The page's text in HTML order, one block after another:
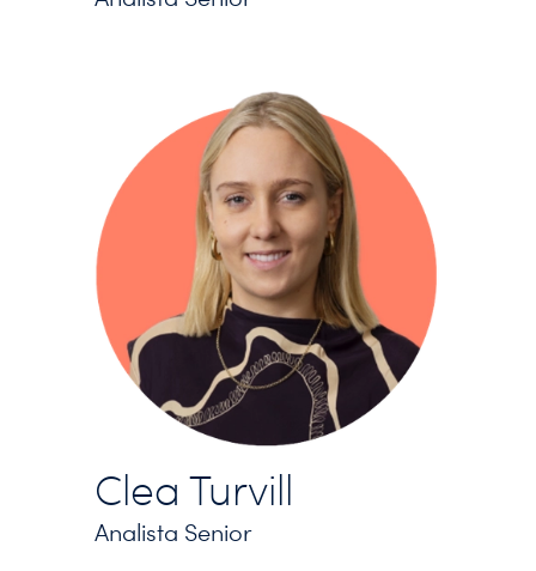
Clea Turvill
Analista Senior